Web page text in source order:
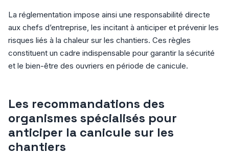
La réglementation impose ainsi une responsabilité directe
aux chefs d’entreprise, les incitant à anticiper et prévenir les
risques liés à la chaleur sur les chantiers. Ces règles
constituent un cadre indispensable pour garantir la sécurité
et le bien-être des ouvriers en période de canicule.
Les recommandations des
organismes spécialisés pour
anticiper la canicule sur les
chantiers